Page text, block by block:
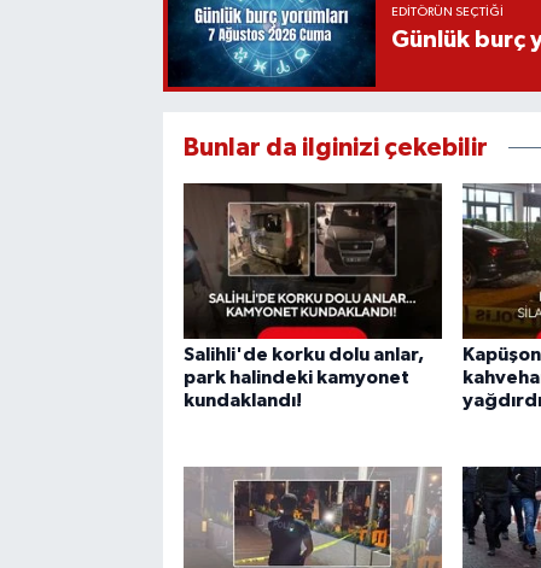
EDITÖRÜN SEÇTIĞI
Günlük burç
Bunlar da ilginizi çekebilir
Salihli'de korku dolu anlar,
park halindeki kamyonet
kundaklandı!